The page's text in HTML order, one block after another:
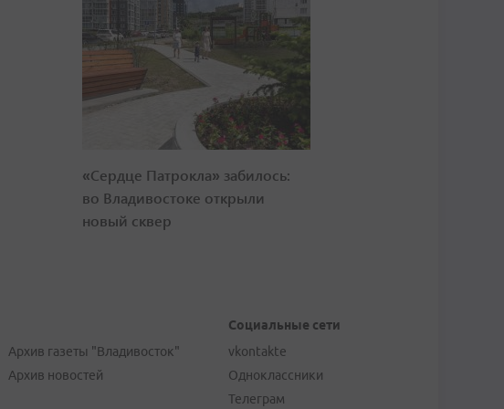
«Сердце Патрокла» забилось:
во Владивостоке открыли
новый сквер
Архив газеты "Владивосток"
Архив новостей
Социальные сети
vkontakte
Одноклассники
Телеграм